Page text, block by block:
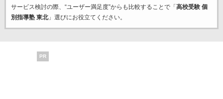
サービス検討の際、“ユーザー満足度”からも比較することで「 高校受験 個
別指導塾 東北」選びにお役立てください。
PR